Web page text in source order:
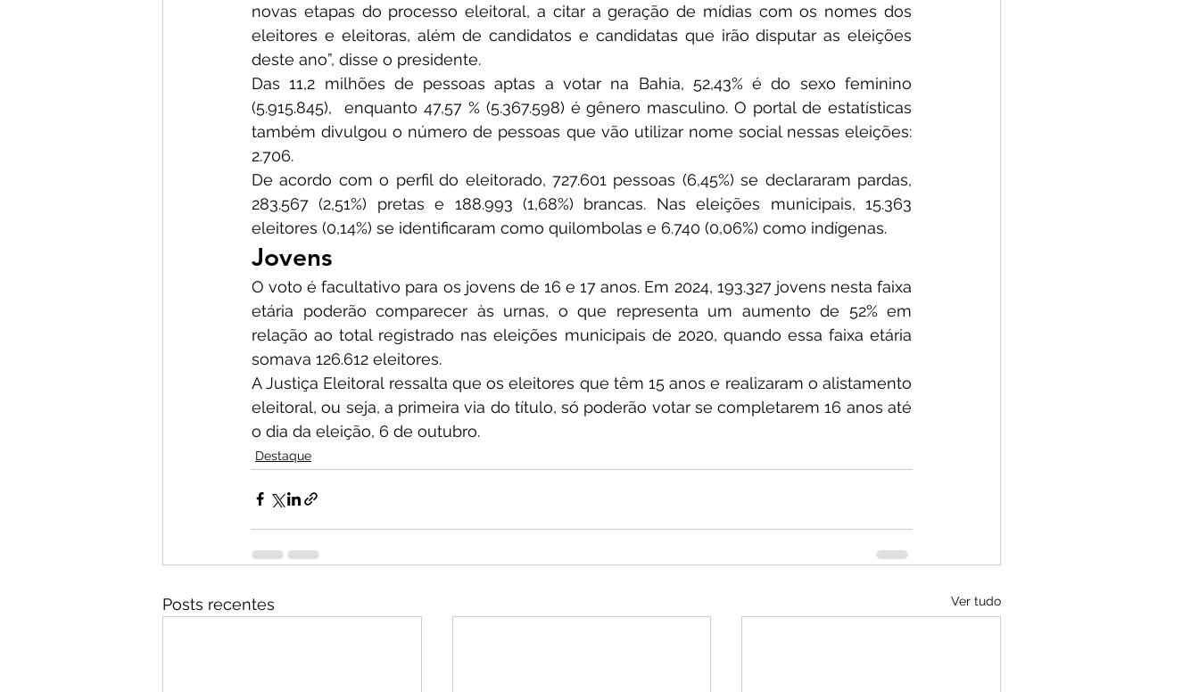
novas etapas do processo eleitoral, a citar a geração de mídias com os nomes dos
eleitores e eleitoras, além de candidatos e candidatas que irão disputar as eleições
deste ano”, disse o presidente.
Das 11,2 milhões de pessoas aptas a votar na Bahia, 52,43% é do sexo feminino
(5.915.845),  enquanto 47,57 % (5.367.598) é gênero masculino. O portal de estatísticas
também divulgou o número de pessoas que vão utilizar nome social nessas eleições:
2.706.
De acordo com o perfil do eleitorado, 727.601 pessoas (6,45%) se declararam pardas,
283.567 (2,51%) pretas e 188.993 (1,68%) brancas. Nas eleições municipais, 15.363
eleitores (0,14%) se identificaram como quilombolas e 6.740 (0,06%) como indígenas.
Jovens
O voto é facultativo para os jovens de 16 e 17 anos. Em 2024, 193.327 jovens nesta faixa
etária poderão comparecer às urnas, o que representa um aumento de 52% em
relação ao total registrado nas eleições municipais de 2020, quando essa faixa etária
somava 126.612 eleitores.
A Justiça Eleitoral ressalta que os eleitores que têm 15 anos e realizaram o alistamento
eleitoral, ou seja, a primeira via do título, só poderão votar se completarem 16 anos até
o dia da eleição, 6 de outubro.
Destaque
Posts recentes Ver tudo